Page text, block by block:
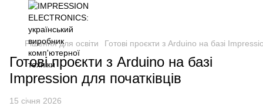
Рішення для освіти Готові проєкти з Arduino на базі
Готові проєкти з Arduino на базі
Impression для початківців
15 січня 2026